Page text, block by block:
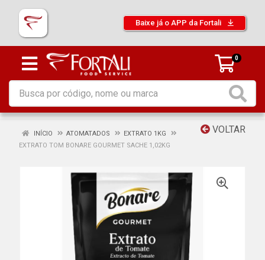
Baixe já o APP da Fortali
0
VOLTAR
INÍCIO ATOMATADOS
EXTRATO 1KG
EXTRATO TOM BONARE GOURMET SACHE 1,02KG